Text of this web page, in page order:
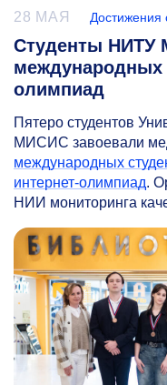
28 МАЯ Достижения
Студенты
международных
олимпиад
Пятеро студентов
МИСИС завоевали
международных
интернет-олимпиад.
НИИ мониторинга